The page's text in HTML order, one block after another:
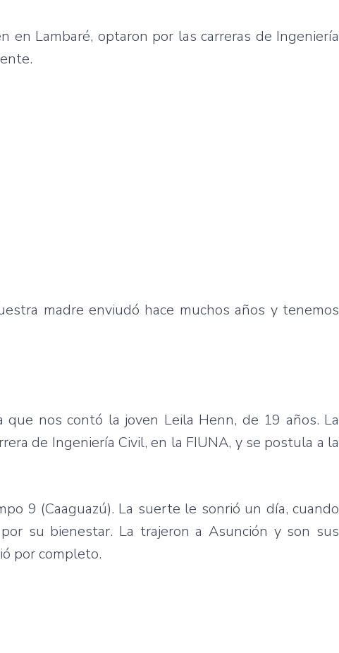
en Lambaré, optaron por las carreras de Ingeniería
madre enviudó hace muchos años y tenemos
nos contó la joven Leila Henn, de 19 años. La
de Ingeniería Civil, en la FIUNA, y se postula a la
9 (Caaguazú). La suerte le sonrió un día, cuando
su bienestar. La trajeron a Asunción y son sus
por completo.